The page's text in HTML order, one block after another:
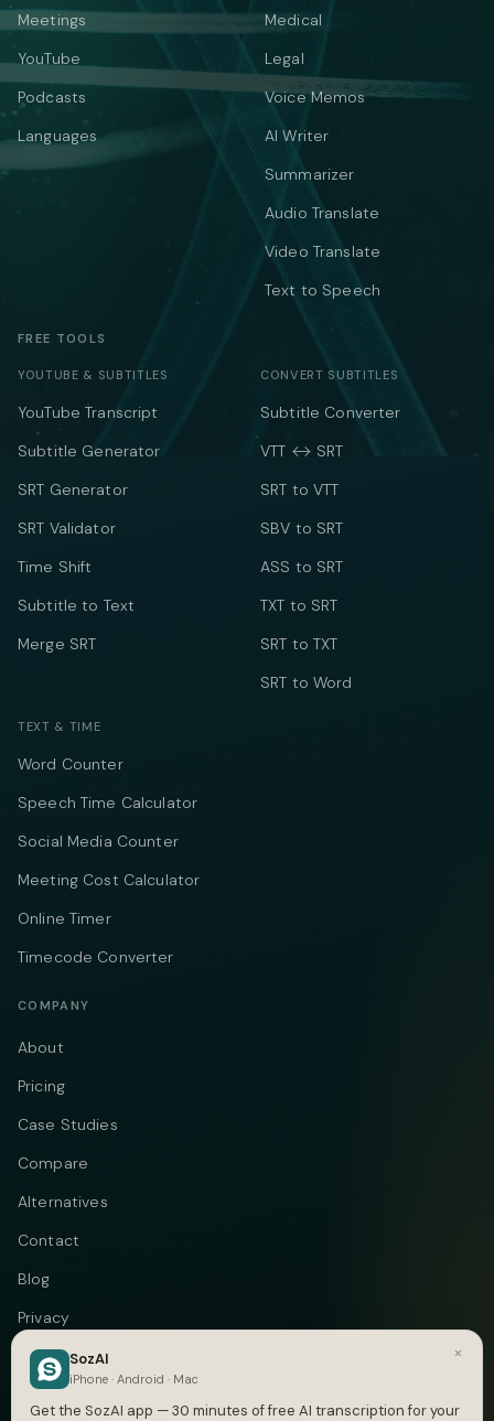
Meetings
YouTube
Podcasts
Languages
Medical
Legal
Voice Memos
AI Writer
Summarizer
Audio Translate
Video Translate
Text to Speech
FREE TOOLS
YOUTUBE & SUBTITLES
YouTube Transcript
Subtitle Generator
SRT Generator
SRT Validator
Time Shift
Subtitle to Text
Merge SRT
CONVERT SUBTITLES
Subtitle Converter
VTT ↔ SRT
SRT to VTT
SBV to SRT
ASS to SRT
TXT to SRT
SRT to TXT
SRT to Word
TEXT & TIME
Word Counter
Speech Time Calculator
Social Media Counter
Meeting Cost Calculator
Online Timer
Timecode Converter
COMPANY
About
Pricing
Case Studies
Compare
Alternatives
Contact
Blog
Privacy
Terms
DMCA
×
SozAI
iPhone · Android · Mac
Get the SozAI app — 30 minutes of free AI transcription for your